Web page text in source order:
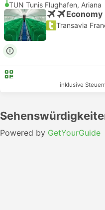
TUN Tunis Flughafen, Ariana
Transavia
inklusive
Powered by GetYourGuide